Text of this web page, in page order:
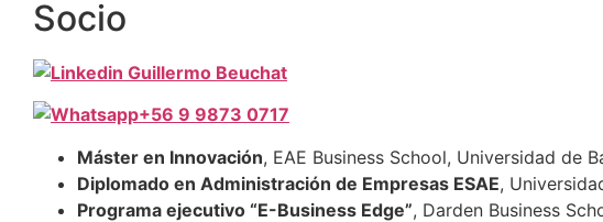
Socio
Guillermo Beuchat
+56 9 9873 0717
Máster en Innovación, EAE Business School, Universidad de
Diplomado en Administración de Empresas ESAE,
Programa ejecutivo “E-Business Edge”, Darden Business